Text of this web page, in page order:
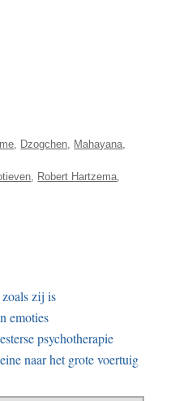
Dzogchen Mahayana
Robert Hartzema
zij is
emoties
psychotherapie
naar het grote voertuig